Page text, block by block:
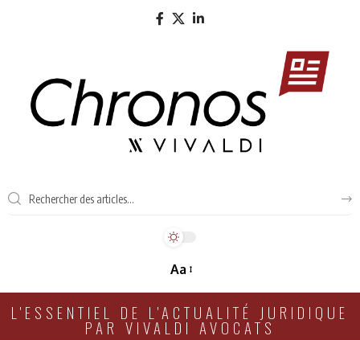
Aa
L'ESSENTIEL DE L'ACTUALITÉ JURIDIQUE
PAR VIVALDI AVOCATS